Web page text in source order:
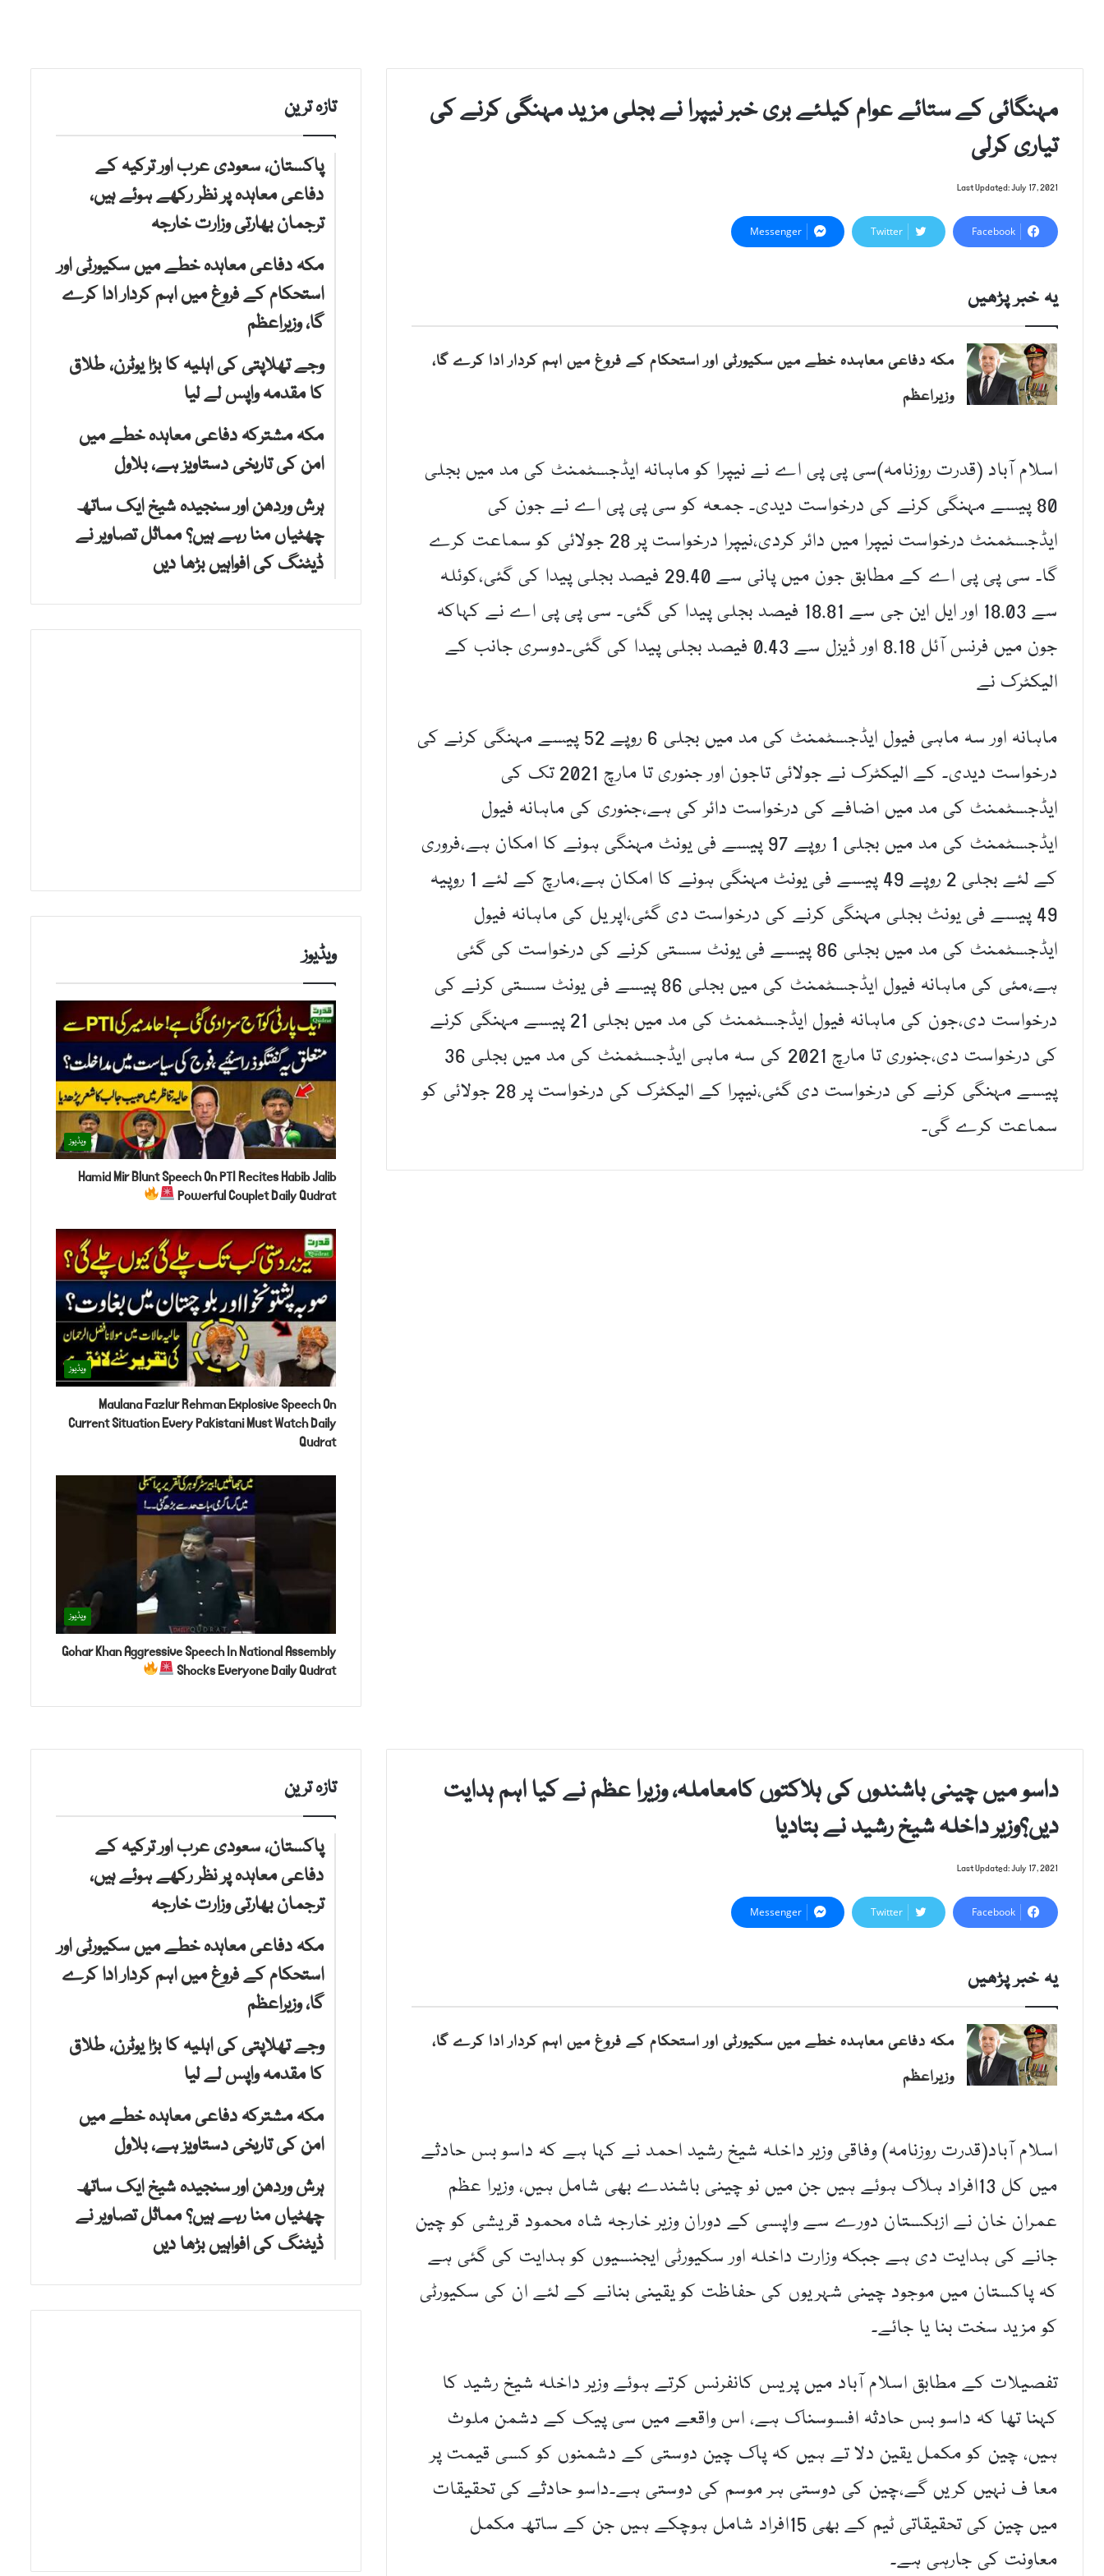
مہنگائی کے ستائے عوام کیلئے بری خبر نیپرا نے بجلی مزید مہنگی کرنے کی
تیاری کرلی
Last Updated: July 17, 2021
Facebook
Twitter
Messenger
یہ خبر پڑھیں
مکہ دفاعی معاہدہ خطے میں سکیورٹی اور استحکام کے فروغ میں اہم کردار ادا کرے گا،
وزیراعظم
اسلام آباد (قدرت روزنامہ)سی پی پی اے نے نیپرا کو ماہانہ ایڈجسٹمنٹ کی مد میں بجلی
80 پیسے مہنگی کرنے کی درخواست دیدی۔ جمعہ کو سی پی پی اے نے جون کی
ایڈجسٹمنٹ درخواست نیپرا میں دائر کردی،نیپرا درخواست پر 28 جولائی کو سماعت کرے
گا۔ سی پی پی اے کے مطابق جون میں پانی سے 29.40 فیصد بجلی پیدا کی گئی،کوئلہ
سے 18.03 اور ایل این جی سے 18.81 فیصد بجلی پیدا کی گئی۔ سی پی پی اے نے کہاکہ
جون میں فرنس آئل 8.18 اور ڈیزل سے 0.43 فیصد بجلی پیدا کی گئی۔دوسری جانب کے
الیکٹرک نے
ماہانہ اور سہ ماہی فیول ایڈجسٹمنٹ کی مد میں بجلی 6 روپے 52 پیسے مہنگی کرنے کی
درخواست دیدی۔ کے الیکٹرک نے جولائی تاجون اور جنوری تا مارچ 2021 تک کی
ایڈجسٹمنٹ کی مد میں اضافے کی درخواست دائر کی ہے،جنوری کی ماہانہ فیول
ایڈجسٹمنٹ کی مد میں بجلی 1 روپے 97 پیسے فی یونٹ مہنگی ہونے کا امکان ہے،فروری
کے لئے بجلی 2 روپے 49 پیسے فی یونٹ مہنگی ہونے کا امکان ہے،مارچ کے لئے 1 روپیہ
49 پیسے فی یونٹ بجلی مہنگی کرنے کی درخواست دی گئی،اپریل کی ماہانہ فیول
ایڈجسٹمنٹ کی مد میں بجلی 86 پیسے فی یونٹ سستی کرنے کی درخواست کی گئی
ہے،مئی کی ماہانہ فیول ایڈجسٹمنٹ کی میں بجلی 86 پیسے فی یونٹ سستی کرنے کی
درخواست دی،جون کی ماہانہ فیول ایڈجسٹمنٹ کی مد میں بجلی 21 پیسے مہنگی کرنے
کی درخواست دی،جنوری تا مارچ 2021 کی سہ ماہی ایڈجسٹمنٹ کی مد میں بجلی 36
پیسے مہنگی کرنے کی درخواست دی گئی،نیپرا کے الیکٹرک کی درخواست پر 28 جولائی کو
سماعت کرے گی۔‎
تازہ ترین
پاکستان، سعودی عرب اور ترکیہ کے
دفاعی معاہدہ پر نظر رکھے ہوئے ہیں،
ترجمان بھارتی وزارت خارجہ
مکہ دفاعی معاہدہ خطے میں سکیورٹی اور
استحکام کے فروغ میں اہم کردار ادا کرے
گا، وزیراعظم
وجے تھلاپتی کی اہلیہ کا بڑا یوٹرن، طلاق
کا مقدمہ واپس لے لیا
مکہ مشترکہ دفاعی معاہدہ خطے میں
امن کی تاریخی دستاویز ہے، بلاول
ہرش وردھن اور سنجیدہ شیخ ایک ساتھ
چھٹیاں منا رہے ہیں؟ مماثل تصاویر نے
ڈیٹنگ کی افواہیں بڑھا دیں
ویڈیوز
ویڈیوز
Hamid Mir Blunt Speech On PTI Recites Habib Jalib
Powerful Couplet Daily Qudrat
ویڈیوز
Maulana Fazlur Rehman Explosive Speech On
Current Situation Every Pakistani Must Watch Daily
Qudrat
ویڈیوز
Gohar Khan Aggressive Speech In National Assembly
Shocks Everyone Daily Qudrat